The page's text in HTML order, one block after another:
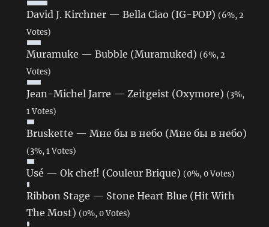
David J. Kirchner — Bella Ciao (IG-POP) (6%, 2
Votes)
Muramuke — Bubble (Muramuked) (6%, 2
Votes)
Jean-Michel Jarre — Zeitgeist (Oxymore) (3%,
1 Votes)
Bruskette — Мне бы в небо (Мне бы в небо)
(3%, 1 Votes)
Usé — Ok chef! (Couleur Brique) (0%, 0 Votes)
Ribbon Stage — Stone Heart Blue (Hit With
The Most) (0%, 0 Votes)